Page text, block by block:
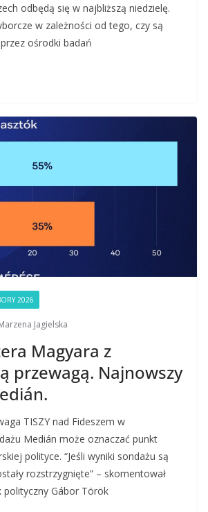
odbędą się w najbliższą niedzielę.
w zależności od tego, czy są
ośrodki badań
2026
Jagielska
Magyara z
przewagą. Najnowszy
TISZY nad Fideszem w
Medián może oznaczać punkt
polityce. “Jeśli wyniki sondażu są
rozstrzygnięte” – skomentował
polityczny Gábor Török